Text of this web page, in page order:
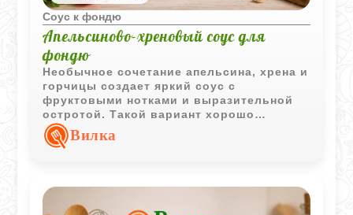
Соус к фондю
Апельсиново-хреновый соус для
фондю
Необычное сочетание апельсина, хрена и
горчицы создает яркий соус с
фруктовыми нотками и выразительной
остротой. Такой вариант хорошо
подходит к мясному фондю и помогает
разнообразить привычные вкусовые
Вилка